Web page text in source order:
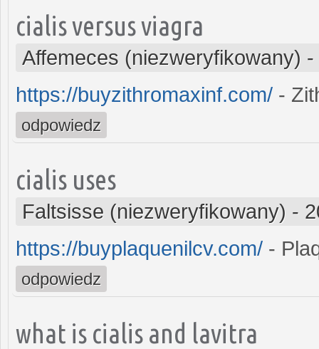
cialis versus viagra
Affemeces (niezweryfikowany) -
https://buyzithromaxinf.com/ -
odpowiedz
cialis uses
Faltsisse (niezweryfikowany) -
https://buyplaquenilcv.com/ -
odpowiedz
what is cialis and lavitra